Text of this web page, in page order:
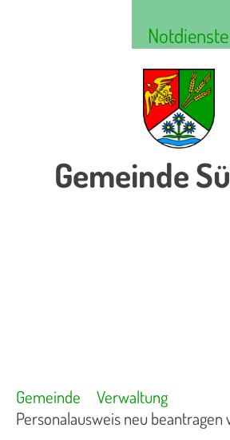
Notdienste
Gemeinde
Gemeinde
Verwaltung
Personalausweis neu beantragen